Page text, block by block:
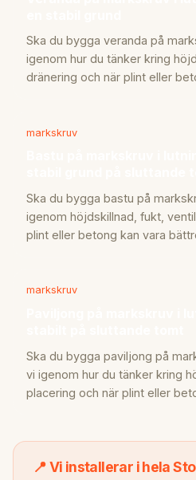
Ska du bygga veranda på
igenom hur du tänker kring
dränering och när plint eller
markskruv
Ska du bygga bastu på
igenom höjdskillnad, fukt,
plint eller betong kan vara
markskruv
Ska du bygga paviljong på
vi igenom hur du tänker kring
placering och när plint eller
📍 Vi installerar i hela